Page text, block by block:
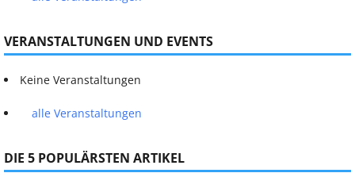
VERANSTALTUNGEN UND EVENTS
Keine Veranstaltungen
alle Veranstaltungen
DIE 5 POPULÄRSTEN ARTIKEL